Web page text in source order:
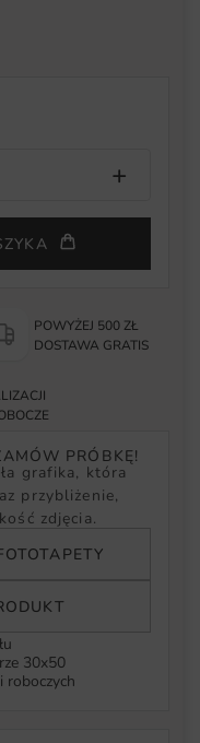
POWYŻEJ 500 ZŁ
DOSTAWA GRATIS
PRÓBKĘ!
grafika, która
przybliżenie,
zdjęcia.
30x50